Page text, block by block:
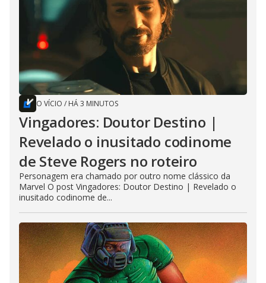
O VÍCIO / HÁ 3 MINUTOS
Vingadores: Doutor Destino |
Revelado o inusitado codinome
de Steve Rogers no roteiro
Personagem era chamado por outro nome clássico da
Marvel O post Vingadores: Doutor Destino | Revelado o
inusitado codinome de...